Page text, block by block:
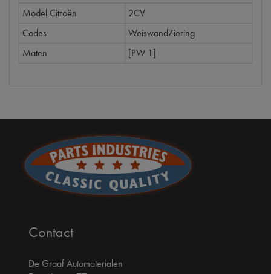
Model Citroën
2CV
Codes
WeiswandZiering
Maten
[PW 1]
Contact
De Graaf Automaterialen